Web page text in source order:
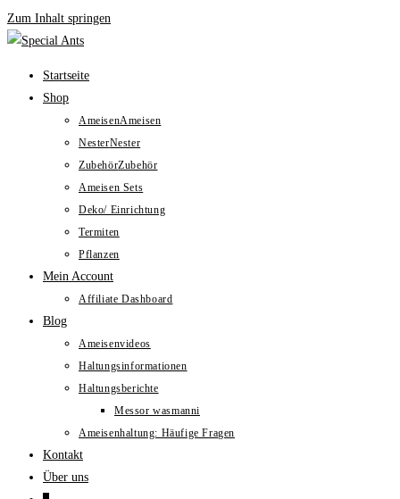
Zum Inhalt springen
Startseite
Shop
AmeisenAmeisen
NesterNester
ZubehörZubehör
Ameisen Sets
Deko/ Einrichtung
Termiten
Pflanzen
Mein Account
Affiliate Dashboard
Blog
Ameisenvideos
Haltungsinformationen
Haltungsberichte
Messor wasmanni
Ameisenhaltung: Häufige Fragen
Kontakt
Über uns